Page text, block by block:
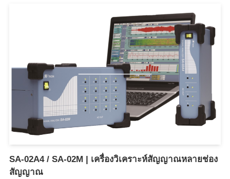
SA-02A4 / SA-02M | เครื่องวิเคราะห์สัญญาณหลายช่อง
สัญญาณ